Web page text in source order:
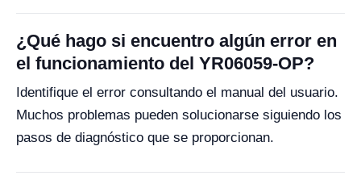
¿Qué hago si encuentro algún error en
el funcionamiento del YR06059-OP?
Identifique el error consultando el manual del usuario.
Muchos problemas pueden solucionarse siguiendo los
pasos de diagnóstico que se proporcionan.